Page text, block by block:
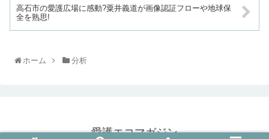
高石市の愛護広場に感動?粟井義道が画像認証フローや地球保
全を熟思!
ホーム 分析
愛護エコマガジン